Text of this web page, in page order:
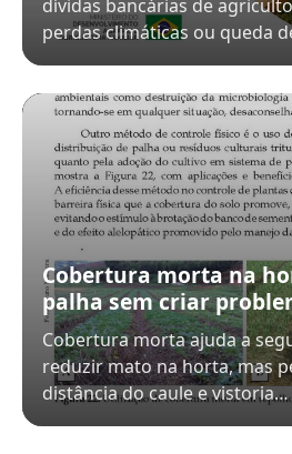
dívidas bancárias de
perdas climáticas ou queda
Cobertura morta na
palha sem criar
Cobertura morta ajuda a
reduzir mato na horta, mas
distância do caule e vistoria…